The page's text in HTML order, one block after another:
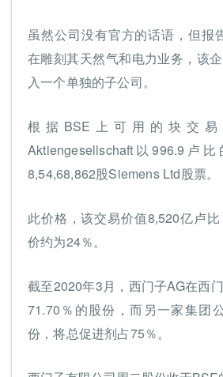
虽然公司没有官方的话语，但报
在雕刻其天然气和电力业务，该
入一个单独的子公司。
根据BSE上可用的块交
Aktiengesellschaft以996.9卢
8,54,68,862股Siemens Ltd股票。
此价格，该交易价值8,520亿卢
价约为24％。
截至2020年3月，西门子AG在西
71.70％的股份，而另一家集团
份，将总促进剂占75％。